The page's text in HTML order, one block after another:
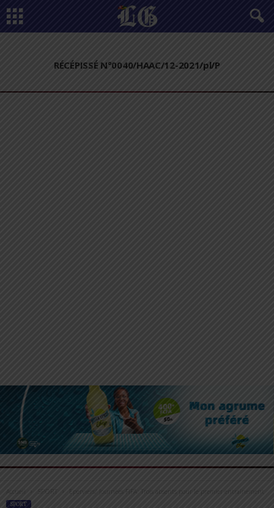
RÉCÉPISSÉ N°0040/HAAC/12-2021/pl/P
Accueil Eperviers/ Journées FIFA: Trois absents pour le premier entraînement
SPORT